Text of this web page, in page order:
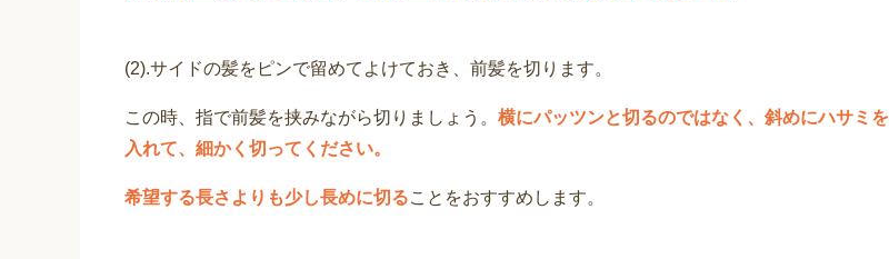
(2).サイドの髪をピンで留めてよけておき、前髪を切ります。
この時、指で前髪を挟みながら切りましょう。 横にパッツンと切るのではなく、斜めにハサミを
入れて、細かく切ってください。
希望する長さよりも少し長めに切ることをおすすめします。